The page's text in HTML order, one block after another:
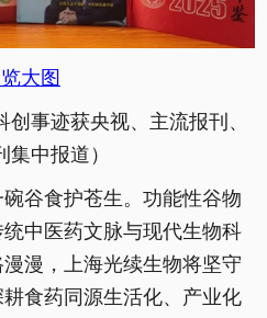
大图
创事迹获央视、主流报刊、
集中报道）
谷食护苍生。功能性谷物
中医药文脉与现代生物科
漫，上海光续生物将坚守
食药同源生活化、产业化